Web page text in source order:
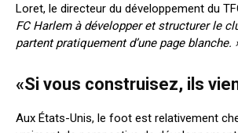
Loret, le directeur du développement du
FC Harlem à développer et structurer le
partent pratiquement d’une page blanche.
«Si vous construisez, ils
Aux États-Unis, le foot est relativement